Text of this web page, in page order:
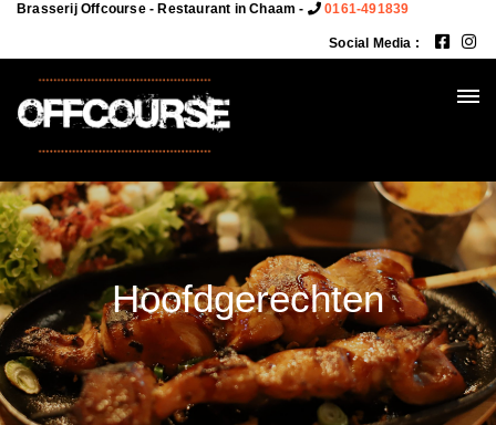
Brasserij Offcourse - Restaurant in Chaam - 0161-491839
Social Media :
Hoofdgerechten